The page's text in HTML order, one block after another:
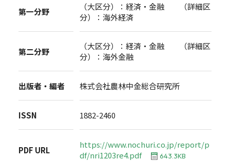
第一分野
（大区分）：経済・金融 （詳細区
分）：海外経済
第二分野
（大区分）：経済・金融 （詳細区
分）：海外金融
出版者・編者 株式会社農林中金総合研究所
ISSN 1882-2460
PDF URL
https://www.nochuri.co.jp/report/p
df/nri1203re4.pdf
643.3KB